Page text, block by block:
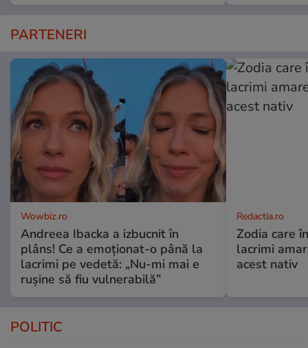
PARTENERI
Wowbiz.ro
Andreea Ibacka a izbucnit în
plâns! Ce a emoționat-o până la
lacrimi pe vedetă: „Nu-mi mai e
rușine să fiu vulnerabilă”
Redactia.ro
Zodia care
lacrimi
acest nativ
POLITIC